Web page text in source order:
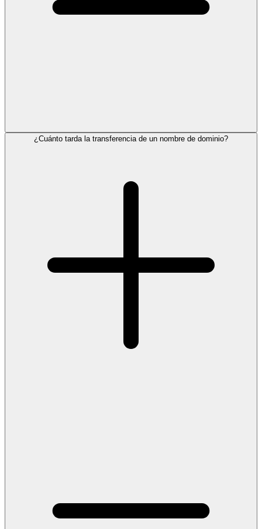
¿Cuánto tarda la transferencia de un nombre de dominio?